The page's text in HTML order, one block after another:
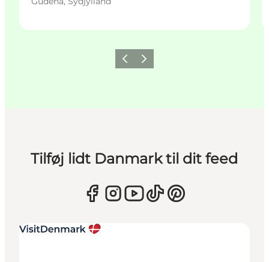
ForrigeNæste
Tilføj lidt Danmark til dit feed